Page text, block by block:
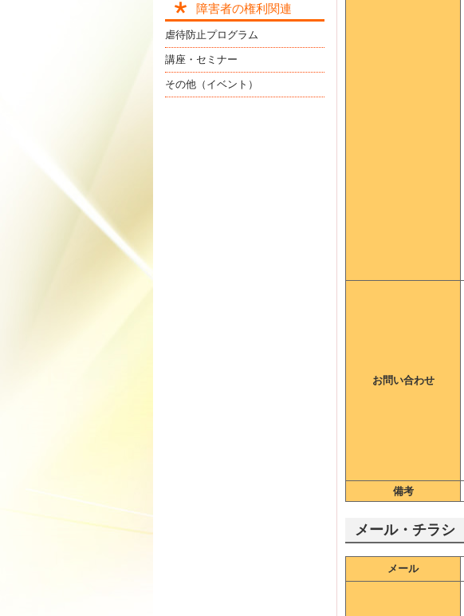
お問い合わせ
備考
メール・チラシ
メール
障害者の権利関連
虐待防止プログラム
講座・セミナー
その他（イベント）